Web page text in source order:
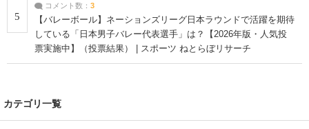
5
コメント数： 3
【バレーボール】ネーションズリーグ日本ラウンドで活躍を期待
している「日本男子バレー代表選手」は？【2026年版・人気投
票実施中】（投票結果） | スポーツ ねとらぼリサーチ
カテゴリ一覧